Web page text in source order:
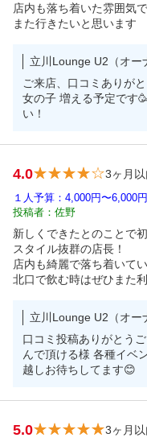
店内も落ち着いた雰囲気
また行きたいと思います
立川Lounge U2（オー
ご来店、口コミありが
女の子 増える予定です
い！
4.0 3ヶ月以
１人予算：4,000円〜6,000円
投稿者：佐野
新しくできたとのことで
スタイル抜群の店長！
店内も綺麗で落ち着いて
北口で飲む時はぜひまた
立川Lounge U2（オー
口コミ投稿ありがとう
んで頂ける様 各種イベ
越しお待ちしてます😊
5.0 3ヶ月以